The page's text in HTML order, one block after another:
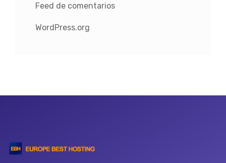
Feed de comentarios
WordPress.org